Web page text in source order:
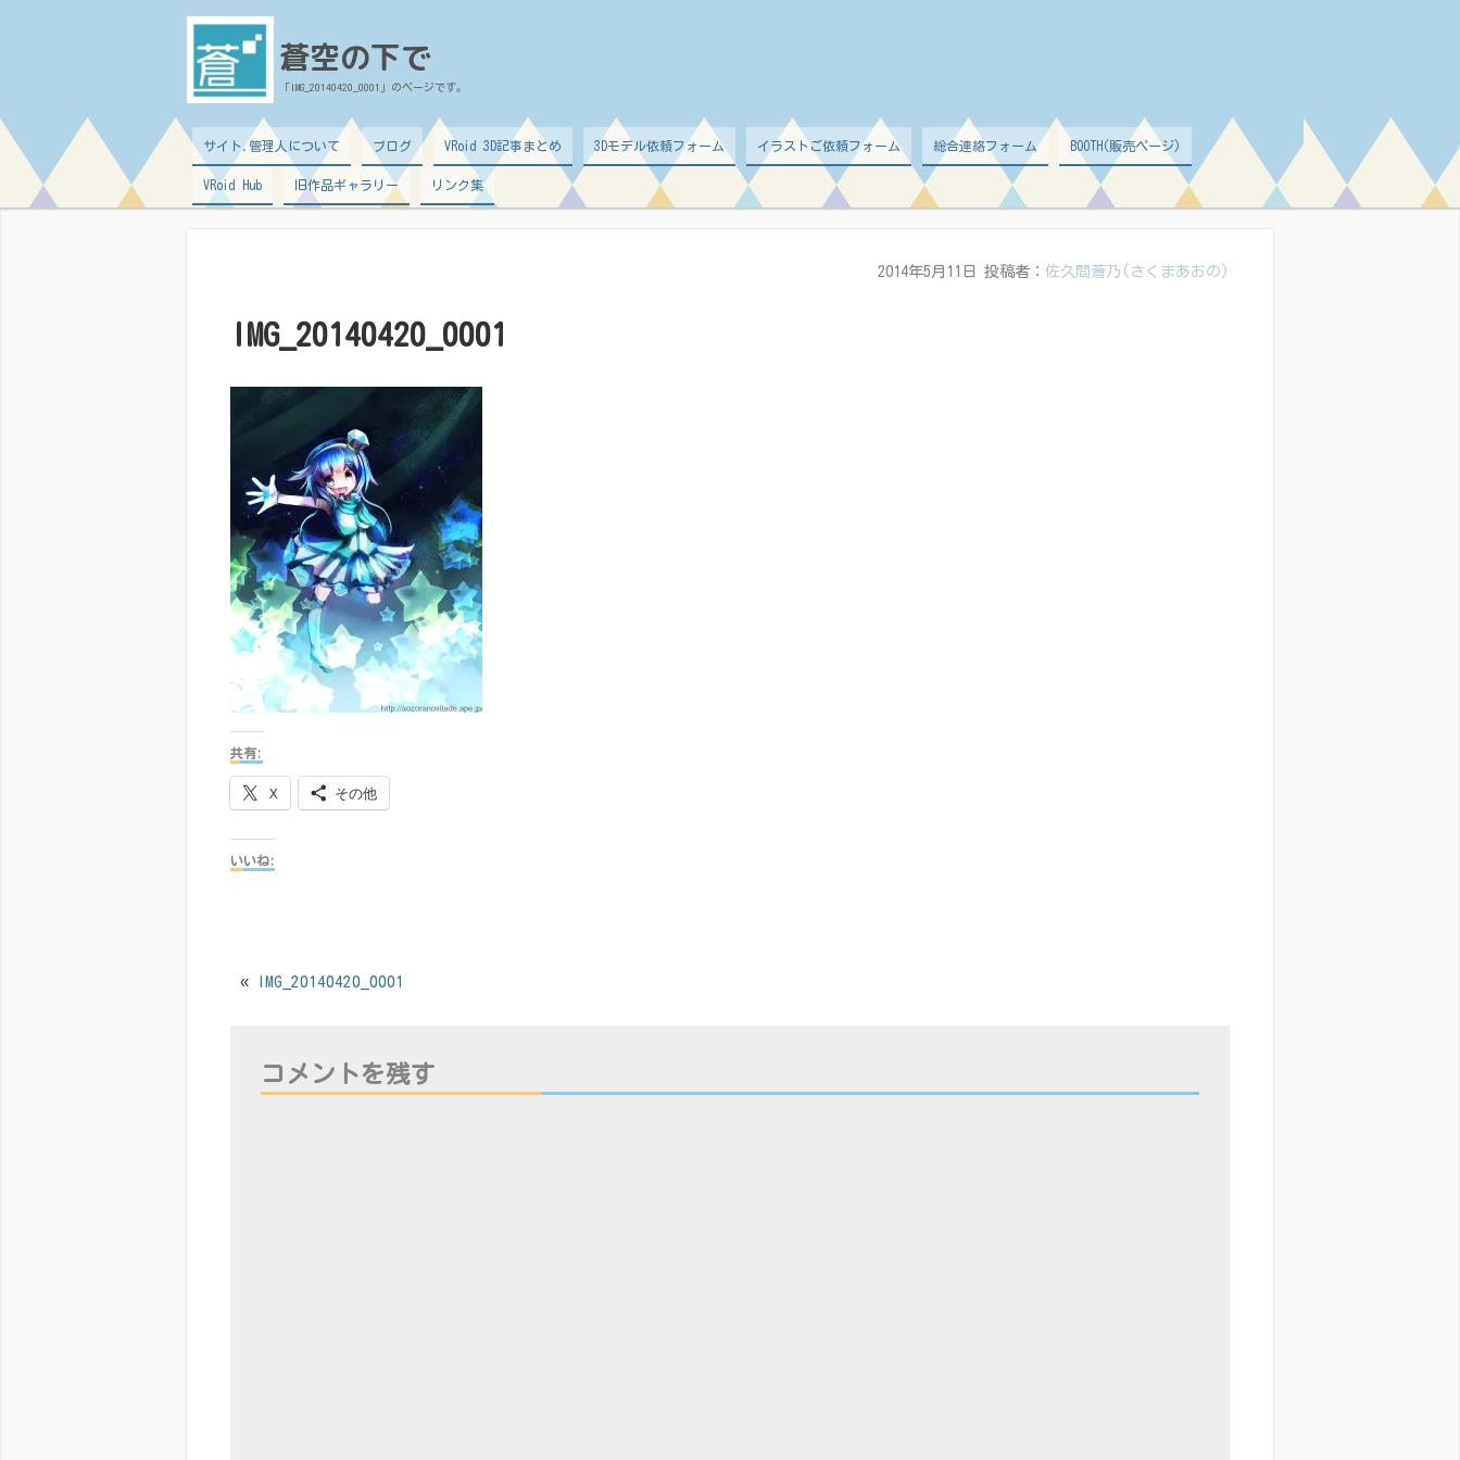
蒼空の下で
「IMG_20140420_0001」のページです。
サイト,管理人について ブログ VRoid 3D記事まとめ 3Dモデル依頼フォーム イラストご依頼フォーム 総合連絡フォーム BOOTH(販売ページ)
VRoid Hub 旧作品ギャラリー リンク集
2014年5月11日 投稿者： 佐久間蒼乃(さくまあおの)
IMG_20140420_0001
共有:
X その他
いいね:
« IMG_20140420_0001
コメントを残す